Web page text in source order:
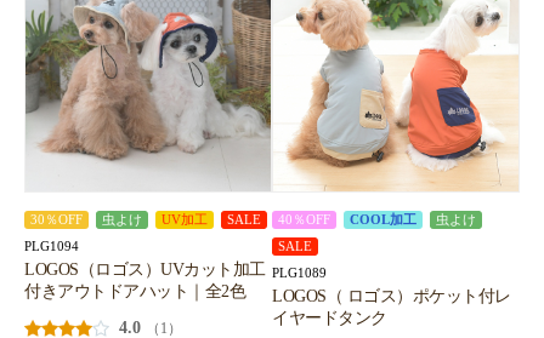
30％OFF 虫よけ UV加工 SALE
PLG1094
LOGOS（ロゴス）UVカット加工
付きアウトドアハット｜全2色
4.0
（1）
40％OFF COOL加工
虫よけ
SALE
PLG1089
LOGOS（ ロゴス）ポケット付レ
イヤードタンク